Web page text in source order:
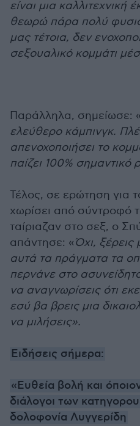
είναι μια
θεωρώ πάρα πολύ
μας τέτοια, δεν
σεξουαλικό κομμάτι
Παράλληλα, σημείωσε: «
ελεύθερο κάμπινγκ.
απενοχοποιήσει το
παίζει 100%
Τέλος, σε ερώτηση για
χωρίσει από σύντροφό
ταίριαζαν στο σεξ, ο
απάντησε: «Όχι, ξέρεις
αυτά τα πράγματα τα
περνάνε στο
να αναγνωρίσεις ότι
εσύ βα βρεις μια
να μιλήσεις».
Ειδήσεις σήμερα:
«Ευθεία βολή και
διάλογοι των
δολοφονία Λυγγερίδη